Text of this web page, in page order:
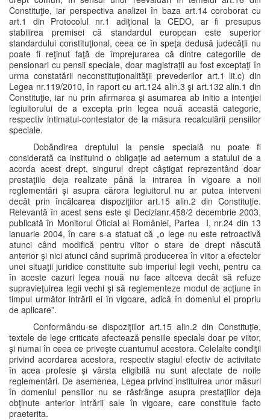
Constituţie, iar perspectiva analizei în baza art.14 coroborat cu
art.1 din Protocolul nr.1 adiţional la CEDO, ar fi presupus
stabilirea premisei că standardul european este superior
standardului constituţional, ceea ce în speţa dedusă judecăţii nu
poate fi reţinut faţă de împrejurarea că dintre categoriile de
pensionari cu pensii speciale, doar magistraţii au fost exceptaţi în
urma constatării neconstituţionalităţii prevederilor art.1 lit.c) din
Legea nr.119/2010, în raport cu art.124 alin.3 şi art.132 alin.1 din
Constituţie, iar nu prin afirmarea şi asumarea ab initio a intenţiei
legiuitorului de a excepta prin legea nouă această categorie,
respectiv intimatul-contestator de la măsura recalculării pensiilor
speciale.
Dobândirea dreptului la pensie specială nu poate fi
considerată ca instituind o obligaţie ad aeternum a statului de a
acorda acest drept, singurul drept câştigat reprezentând doar
prestaţiile deja realizate până la intrarea în vigoare a noii
reglementări şi asupra cărora legiuitorul nu ar putea interveni
decât prin încălcarea dispoziţiilor art.15 alin.2 din Constituţie.
Relevantă în acest sens este şi Decizianr.458/2 decembrie 2003,
publicată în Monitorul Oficial al României, Partea I, nr.24 din 13
ianuarie 2004, în care s-a statuat că „o lege nu este retroactivă
atunci când modifică pentru viitor o stare de drept născută
anterior şi nici atunci când suprimă producerea în viitor a efectelor
unei situaţii juridice constituite sub imperiul legii vechi, pentru ca
în aceste cazuri legea nouă nu face altceva decât să refuze
supravieţuirea legii vechi şi să reglementeze modul de acţiune în
timpul următor intrării ei în vigoare, adică în domeniul ei propriu
de aplicare”.
Conformându-se dispoziţiilor art.15 alin.2 din Constituţie,
textele de lege criticate afectează pensiile speciale doar pe viitor,
şi numai în ceea ce priveşte cuantumul acestora. Celelalte condiţii
privind acordarea acestora, respectiv stagiul efectiv de activitate
în acea profesie şi vârsta eligibilă nu sunt afectate de noile
reglementări. De asemenea, Legea privind instituirea unor măsuri
în domeniul pensiilor nu se răsfrânge asupra prestaţiilor deja
obţinute anterior intrării sale în vigoare, care constituie facto
praeterita.